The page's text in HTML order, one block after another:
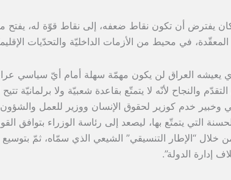
كان يفترض أن تكون نقاط ضعفه، إلى نقاط قوّة له، يفتح
في محيط من الأزمات الداخليّة والتحدّيات
العراق لن يكون مهمّة سهلة أمام أيّ سياسي
والنجاح لأنّه لا يتمتّع بقاعدة شعبيّة ولا برلمانيّة تتيح
وخبير خدم كوزير لحقوق الإنسان ووزير للعمل والشؤون
التي يتمتّع بها، ليصعد إلى رئاسة الوزراء بتوافق
خلال “الإطار التنسيقي” الشيعي الذي سمّاه، ثمّ
إدارة الدولة”.